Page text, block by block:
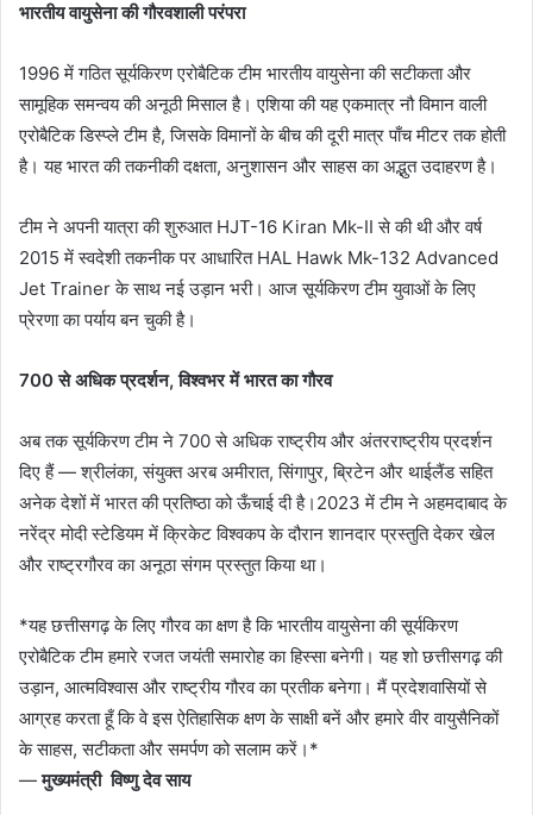
भारतीय वायुसेना की गौरवशाली परंपरा
1996 में गठित सूर्यकिरण एरोबैटिक टीम भारतीय वायुसेना की सटीकता और
सामूहिक समन्वय की अनूठी मिसाल है। एशिया की यह एकमात्र नौ विमान वाली
एरोबैटिक डिस्प्ले टीम है, जिसके विमानों के बीच की दूरी मात्र पाँच मीटर तक होती
है। यह भारत की तकनीकी दक्षता, अनुशासन और साहस का अद्भुत उदाहरण है।
टीम ने अपनी यात्रा की शुरुआत HJT-16 Kiran Mk-II से की थी और वर्ष
2015 में स्वदेशी तकनीक पर आधारित HAL Hawk Mk-132 Advanced
Jet Trainer के साथ नई उड़ान भरी। आज सूर्यकिरण टीम युवाओं के लिए
प्रेरणा का पर्याय बन चुकी है।
700 से अधिक प्रदर्शन, विश्वभर में भारत का गौरव
अब तक सूर्यकिरण टीम ने 700 से अधिक राष्ट्रीय और अंतरराष्ट्रीय प्रदर्शन
दिए हैं — श्रीलंका, संयुक्त अरब अमीरात, सिंगापुर, ब्रिटेन और थाईलैंड सहित
अनेक देशों में भारत की प्रतिष्ठा को ऊँचाई दी है।2023 में टीम ने अहमदाबाद के
नरेंद्र मोदी स्टेडियम में क्रिकेट विश्वकप के दौरान शानदार प्रस्तुति देकर खेल
और राष्ट्रगौरव का अनूठा संगम प्रस्तुत किया था।
*यह छत्तीसगढ़ के लिए गौरव का क्षण है कि भारतीय वायुसेना की सूर्यकिरण
एरोबैटिक टीम हमारे रजत जयंती समारोह का हिस्सा बनेगी। यह शो छत्तीसगढ़ की
उड़ान, आत्मविश्वास और राष्ट्रीय गौरव का प्रतीक बनेगा। मैं प्रदेशवासियों से
आग्रह करता हूँ कि वे इस ऐतिहासिक क्षण के साक्षी बनें और हमारे वीर वायुसैनिकों
के साहस, सटीकता और समर्पण को सलाम करें।*
—मुख्यमंत्री विष्णु देव साय